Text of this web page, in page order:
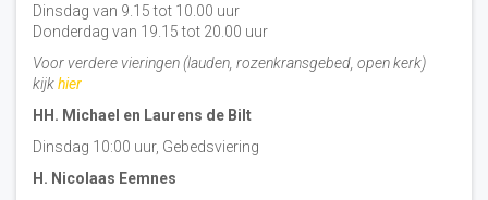
Dinsdag van 9.15 tot 10.00 uur
Donderdag van 19.15 tot 20.00 uur
Voor verdere vieringen (lauden, rozenkransgebed, open kerk)
kijkhier
HH. Michael en Laurens de Bilt
Dinsdag 10:00 uur, Gebedsviering
H. Nicolaas Eemnes